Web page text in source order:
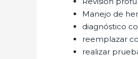
Manejo de
diagnóstico
reemplazar
realizar